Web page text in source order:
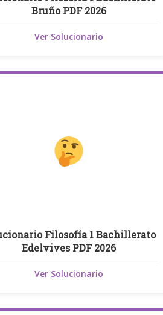
Bruño PDF 2026
Ver Solucionario
Filosofía 1 Bachillerato
Edelvives PDF 2026
Ver Solucionario